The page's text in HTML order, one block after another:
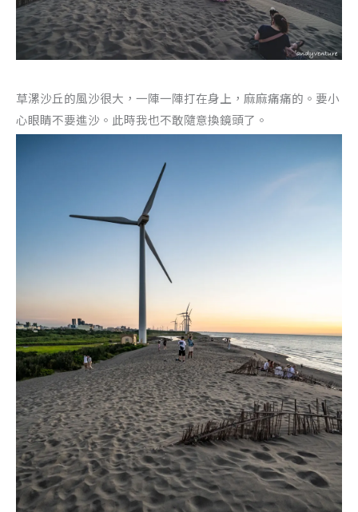
草漯沙丘的風沙很大，一陣一陣打在身上，麻麻痛痛的。要小
心眼睛不要進沙。此時我也不敢隨意換鏡頭了。